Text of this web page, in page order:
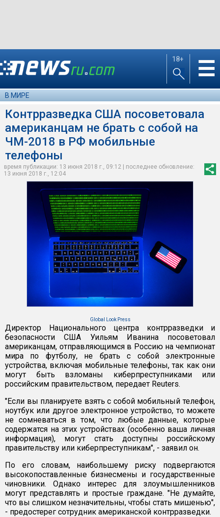
18+ ☰
В МИРЕ
Контрразведка США посоветовала
американцам не брать с собой на
ЧМ-2018 в РФ мобильные
телефоны
время публикации: 13 июня 2018 г., 09:12 | последнее обновление:
13 июня 2018 г., 12:04
Global Look Press
Директор Национального центра контрразведки и
безопасности США Уильям Иванина посоветовал
американцам, отправляющимся в Россию на чемпионат
мира по футболу, не брать с собой электронные
устройства, включая мобильные телефоны, так как они
могут быть взломаны киберпреступниками или
российским правительством, передает Reuters.
"Если вы планируете взять с собой мобильный телефон,
ноутбук или другое электронное устройство, то можете
не сомневаться в том, что любые данные, которые
содержатся на этих устройствах (особенно ваша личная
информация), могут стать доступны российскому
правительству или киберпреступникам", - заявил он.
По его словам, наибольшему риску подвергаются
высокопоставленные бизнесмены и государственные
чиновники. Однако интерес для злоумышленников
могут представлять и простые граждане. "Не думайте,
что вы слишком незначительны, чтобы стать мишенью",
- предостерег сотрудник американской контрразведки.